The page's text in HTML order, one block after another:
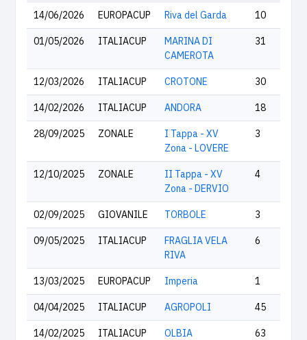
14/06/2026 EUROPACUP Riva del Garda 10
01/05/2026 ITALIACUP
MARINA DI
CAMEROTA
31
12/03/2026 ITALIACUP CROTONE 30
14/02/2026 ITALIACUP ANDORA 18
28/09/2025 ZONALE
I Tappa - XV
Zona - LOVERE
3
12/10/2025 ZONALE
II Tappa - XV
Zona - DERVIO
4
02/09/2025 GIOVANILE TORBOLE 3
09/05/2025 ITALIACUP
FRAGLIA VELA
RIVA
6
13/03/2025 EUROPACUP Imperia 1
04/04/2025 ITALIACUP AGROPOLI 45
14/02/2025 ITALIACUP OLBIA 63